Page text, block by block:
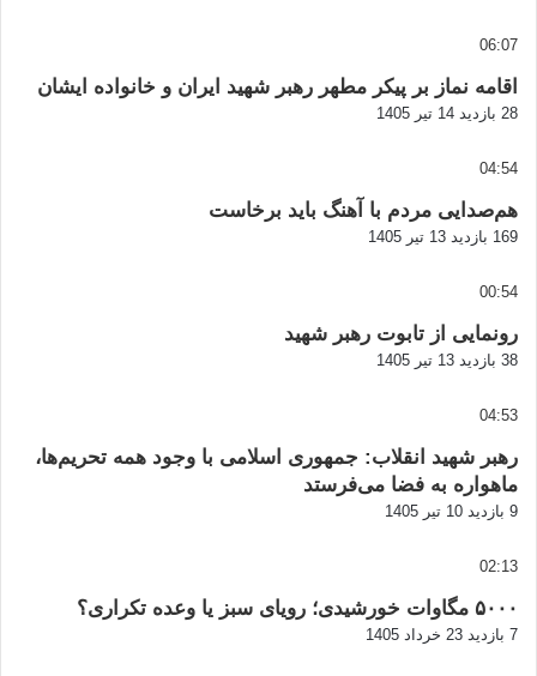
06:07
اقامه نماز بر پیکر مطهر رهبر شهید ایران و خانواده ایشان
28 بازدید 14 تیر 1405
04:54
هم‌صدایی مردم با آهنگ باید برخاست
169 بازدید 13 تیر 1405
00:54
رونمایی از تابوت رهبر شهید
38 بازدید 13 تیر 1405
04:53
رهبر شهید انقلاب: جمهوری اسلامی با وجود همه تحریم‌ها،
ماهواره به فضا می‌فرستد
9 بازدید 10 تیر 1405
02:13
۵۰۰۰ مگاوات خورشیدی؛ رویای سبز یا وعده تکراری؟
7 بازدید 23 خرداد 1405